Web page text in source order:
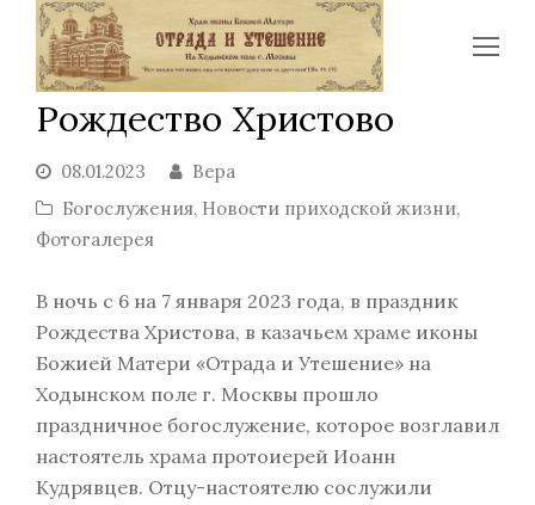
Рождество Христово
08.01.2023
Вера
Богослужения, Новости приходской жизни,
Фотогалерея
В ночь с 6 на 7 января 2023 года, в праздник
Рождества Христова, в казачьем храме иконы
Божией Матери «Отрада и Утешение» на
Ходынском поле г. Москвы прошло
праздничное богослужение, которое возглавил
настоятель храма протоиерей Иоанн
Кудрявцев. Отцу-настоятелю сослужили